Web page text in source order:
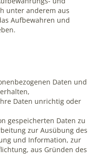
unter anderem aus
Aufbewahren und
Daten und
Daten unrichtig oder
gespeicherten Daten zu
zur Ausübung des
und Information, zur
aus Gründen des